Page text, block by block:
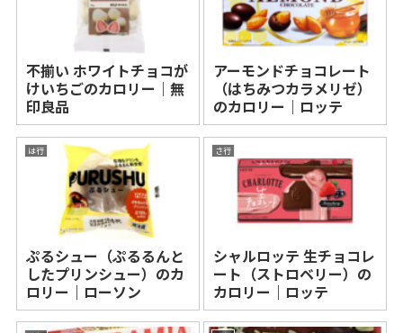
不揃い ホワイトチョコが
けいちごのカロリー｜無
印良品
アーモンドチョコレート
（はちみつカラメリゼ）
のカロリー｜ロッテ
は行
ぷるシュー（ぷるるんと
したプリンシュー）のカ
ロリー｜ローソン
さ行
シャルロッテ 生チョコレ
ート（ストロベリー）の
カロリー｜ロッテ